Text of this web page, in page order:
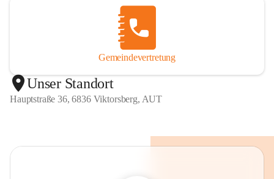
Gemeindevertretung
Unser Standort
Hauptstraße 36, 6836 Viktorsberg, AUT